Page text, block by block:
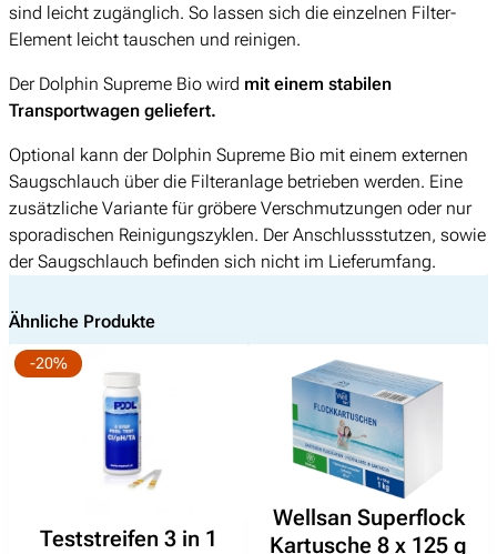
sind leicht zugänglich. So lassen sich die einzelnen Filter-
Element leicht tauschen und reinigen.
Der Dolphin Supreme Bio wird mit einem stabilen
Transportwagen geliefert.
Optional kann der Dolphin Supreme Bio mit einem externen
Saugschlauch über die Filteranlage betrieben werden. Eine
zusätzliche Variante für gröbere Verschmutzungen oder nur
sporadischen Reinigungszyklen. Der Anschlussstutzen, sowie
der Saugschlauch befinden sich nicht im Lieferumfang.
Ähnliche Produkte
-20%
Teststreifen 3 in 1
Wellsan Superflock
Kartusche 8 x 125 g